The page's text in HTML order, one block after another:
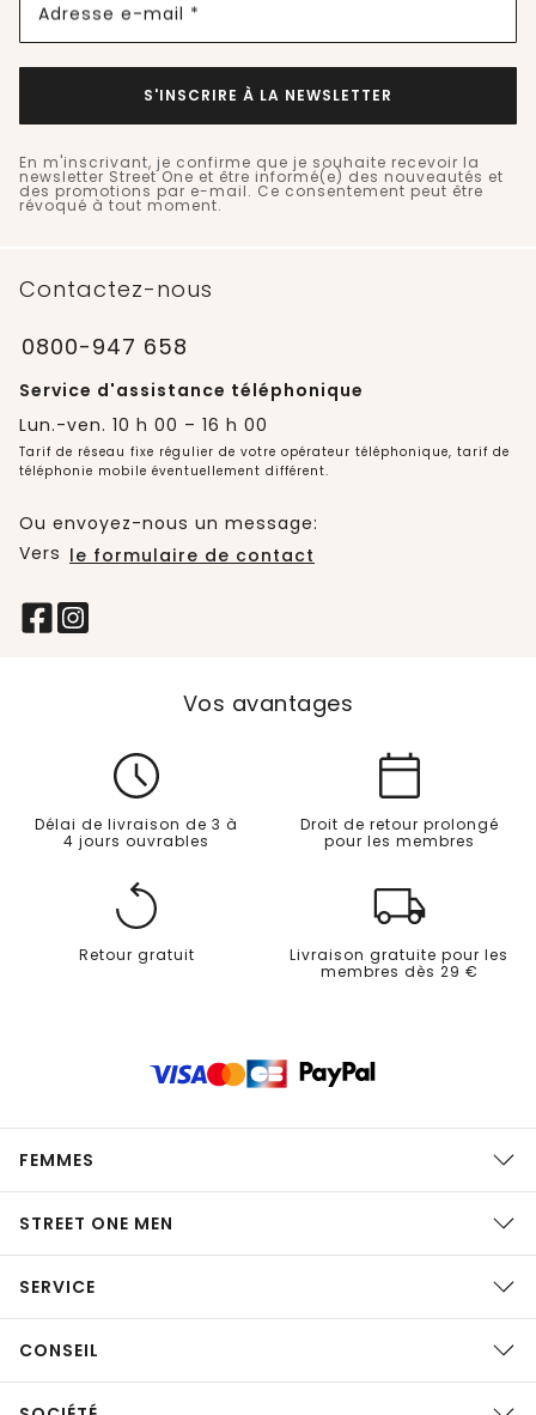
Adresse e-mail *
S'INSCRIRE À LA NEWSLETTER
En m'inscrivant, je confirme que je souhaite recevoir la
newsletter Street One et être informé(e) des nouveautés et
des promotions par e-mail. Ce consentement peut être
révoqué à tout moment.
Contactez-nous
0800-947 658
Service d'assistance téléphonique
Lun.-ven. 10 h 00 – 16 h 00
Tarif de réseau fixe régulier de votre opérateur téléphonique, tarif de
téléphonie mobile éventuellement différent.
Ou envoyez-nous un message:
Vers le formulaire de contact
Vos avantages
Délai de livraison de 3 à
4 jours ouvrables
Droit de retour prolongé
pour les membres
Retour gratuit
Livraison gratuite pour les
membres dès 29 €
FEMMES
STREET ONE MEN
SERVICE
CONSEIL